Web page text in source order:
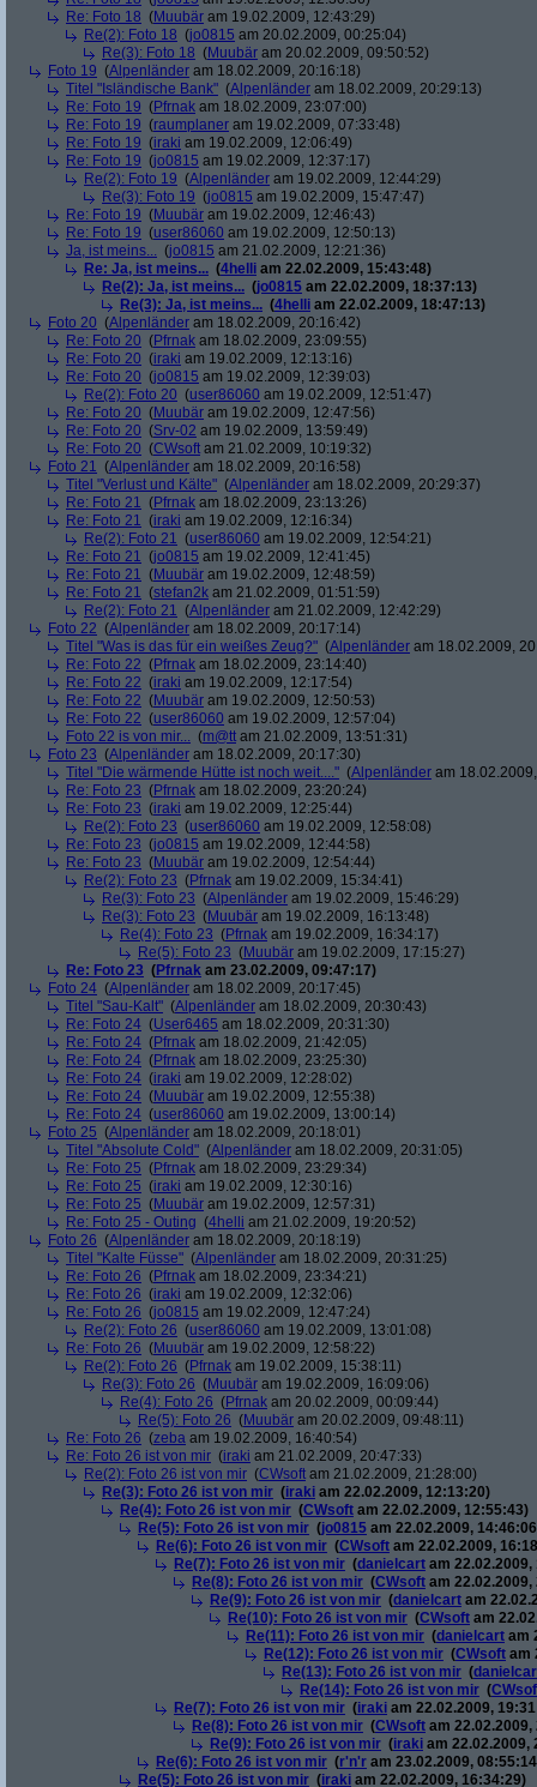
Re: Foto 18 (Muubär am 19.02.2009, 12:43:29)
Re(2): Foto 18 (jo0815 am 20.02.2009, 00:25:04)
Re(3): Foto 18 (Muubär am 20.02.2009, 09:50:52)
Foto 19 (Alpenländer am 18.02.2009, 20:16:18)
Titel "Isländische Bank" (Alpenländer am 18.02.2009, 20:29:13)
Re: Foto 19 (Pfrnak am 18.02.2009, 23:07:00)
Re: Foto 19 (raumplaner am 19.02.2009, 07:33:48)
Re: Foto 19 (iraki am 19.02.2009, 12:06:49)
Re: Foto 19 (jo0815 am 19.02.2009, 12:37:17)
Re(2): Foto 19 (Alpenländer am 19.02.2009, 12:44:29)
Re(3): Foto 19 (jo0815 am 19.02.2009, 15:47:47)
Re: Foto 19 (Muubär am 19.02.2009, 12:46:43)
Re: Foto 19 (user86060 am 19.02.2009, 12:50:13)
Ja, ist meins... (jo0815 am 21.02.2009, 12:21:36)
Re: Ja, ist meins... (4helli am 22.02.2009, 15:43:48)
Re(2): Ja, ist meins... (jo0815 am 22.02.2009, 18:37:13)
Re(3): Ja, ist meins... (4helli am 22.02.2009, 18:47:13)
Foto 20 (Alpenländer am 18.02.2009, 20:16:42)
Re: Foto 20 (Pfrnak am 18.02.2009, 23:09:55)
Re: Foto 20 (iraki am 19.02.2009, 12:13:16)
Re: Foto 20 (jo0815 am 19.02.2009, 12:39:03)
Re(2): Foto 20 (user86060 am 19.02.2009, 12:51:47)
Re: Foto 20 (Muubär am 19.02.2009, 12:47:56)
Re: Foto 20 (Srv-02 am 19.02.2009, 13:59:49)
Re: Foto 20 (CWsoft am 21.02.2009, 10:19:32)
Foto 21 (Alpenländer am 18.02.2009, 20:16:58)
Titel "Verlust und Kälte" (Alpenländer am 18.02.2009, 20:29:37)
Re: Foto 21 (Pfrnak am 18.02.2009, 23:13:26)
Re: Foto 21 (iraki am 19.02.2009, 12:16:34)
Re(2): Foto 21 (user86060 am 19.02.2009, 12:54:21)
Re: Foto 21 (jo0815 am 19.02.2009, 12:41:45)
Re: Foto 21 (Muubär am 19.02.2009, 12:48:59)
Re: Foto 21 (stefan2k am 21.02.2009, 01:51:59)
Re(2): Foto 21 (Alpenländer am 21.02.2009, 12:42:29)
Foto 22 (Alpenländer am 18.02.2009, 20:17:14)
Titel "Was is das für ein weißes Zeug?" (Alpenländer am 18.02.2009,
Re: Foto 22 (Pfrnak am 18.02.2009, 23:14:40)
Re: Foto 22 (iraki am 19.02.2009, 12:17:54)
Re: Foto 22 (Muubär am 19.02.2009, 12:50:53)
Re: Foto 22 (user86060 am 19.02.2009, 12:57:04)
Foto 22 is von mir... (m@tt am 21.02.2009, 13:51:31)
Foto 23 (Alpenländer am 18.02.2009, 20:17:30)
Titel "Die wärmende Hütte ist noch weit...." (Alpenländer am
Re: Foto 23 (Pfrnak am 18.02.2009, 23:20:24)
Re: Foto 23 (iraki am 19.02.2009, 12:25:44)
Re(2): Foto 23 (user86060 am 19.02.2009, 12:58:08)
Re: Foto 23 (jo0815 am 19.02.2009, 12:44:58)
Re: Foto 23 (Muubär am 19.02.2009, 12:54:44)
Re(2): Foto 23 (Pfrnak am 19.02.2009, 15:34:41)
Re(3): Foto 23 (Alpenländer am 19.02.2009, 15:46:29)
Re(3): Foto 23 (Muubär am 19.02.2009, 16:13:48)
Re(4): Foto 23 (Pfrnak am 19.02.2009, 16:34:17)
Re(5): Foto 23 (Muubär am 19.02.2009, 17:15:27)
Re: Foto 23 (Pfrnak am 23.02.2009, 09:47:17)
Foto 24 (Alpenländer am 18.02.2009, 20:17:45)
Titel "Sau-Kalt" (Alpenländer am 18.02.2009, 20:30:43)
Re: Foto 24 (User6465 am 18.02.2009, 20:31:30)
Re: Foto 24 (Pfrnak am 18.02.2009, 21:42:05)
Re: Foto 24 (Pfrnak am 18.02.2009, 23:25:30)
Re: Foto 24 (iraki am 19.02.2009, 12:28:02)
Re: Foto 24 (Muubär am 19.02.2009, 12:55:38)
Re: Foto 24 (user86060 am 19.02.2009, 13:00:14)
Foto 25 (Alpenländer am 18.02.2009, 20:18:01)
Titel "Absolute Cold" (Alpenländer am 18.02.2009, 20:31:05)
Re: Foto 25 (Pfrnak am 18.02.2009, 23:29:34)
Re: Foto 25 (iraki am 19.02.2009, 12:30:16)
Re: Foto 25 (Muubär am 19.02.2009, 12:57:31)
Re: Foto 25 - Outing (4helli am 21.02.2009, 19:20:52)
Foto 26 (Alpenländer am 18.02.2009, 20:18:19)
Titel "Kalte Füsse" (Alpenländer am 18.02.2009, 20:31:25)
Re: Foto 26 (Pfrnak am 18.02.2009, 23:34:21)
Re: Foto 26 (iraki am 19.02.2009, 12:32:06)
Re: Foto 26 (jo0815 am 19.02.2009, 12:47:24)
Re(2): Foto 26 (user86060 am 19.02.2009, 13:01:08)
Re: Foto 26 (Muubär am 19.02.2009, 12:58:22)
Re(2): Foto 26 (Pfrnak am 19.02.2009, 15:38:11)
Re(3): Foto 26 (Muubär am 19.02.2009, 16:09:06)
Re(4): Foto 26 (Pfrnak am 20.02.2009, 00:09:44)
Re(5): Foto 26 (Muubär am 20.02.2009, 09:48:11)
Re: Foto 26 (zeba am 19.02.2009, 16:40:54)
Re: Foto 26 ist von mir (iraki am 21.02.2009, 20:47:33)
Re(2): Foto 26 ist von mir (CWsoft am 21.02.2009, 21:28:00)
Re(3): Foto 26 ist von mir (iraki am 22.02.2009, 12:13:20)
Re(4): Foto 26 ist von mir (CWsoft am 22.02.2009, 12:55:43)
Re(5): Foto 26 ist von mir (jo0815 am 22.02.2009,
Re(6): Foto 26 ist von mir (CWsoft am 22.02.2009,
Re(7): Foto 26 ist von mir (danielcart am 22.02.2009,
Re(8): Foto 26 ist von mir (CWsoft am 22.02.2009,
Re(9): Foto 26 ist von mir (danielcart am
Re(10): Foto 26 ist von mir (CWsoft am
Re(11): Foto 26 ist von mir (danielcart am
Re(12): Foto 26 ist von mir (CWsoft am
Re(13): Foto 26 ist von mir (
Re(14): Foto 26 ist von mir (
Re(7): Foto 26 ist von mir (iraki am 22.02.2009,
Re(8): Foto 26 ist von mir (CWsoft am 22.02.2009,
Re(9): Foto 26 ist von mir (iraki am 22.02.2009,
Re(6): Foto 26 ist von mir (r'n'r am 23.02.2009,
Re(5): Foto 26 ist von mir (iraki am 22.02.2009, 16:34:29)